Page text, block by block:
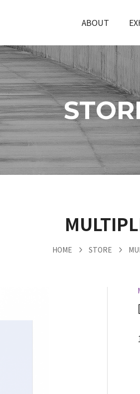
ABOUT
HOME STORE